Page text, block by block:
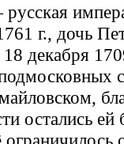
г., дочь
декабря
остались